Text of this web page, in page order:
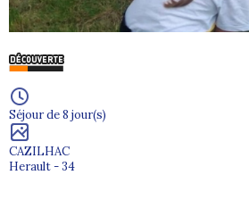
Séjour de 8 jour(s)
CAZILHAC
Herault - 34